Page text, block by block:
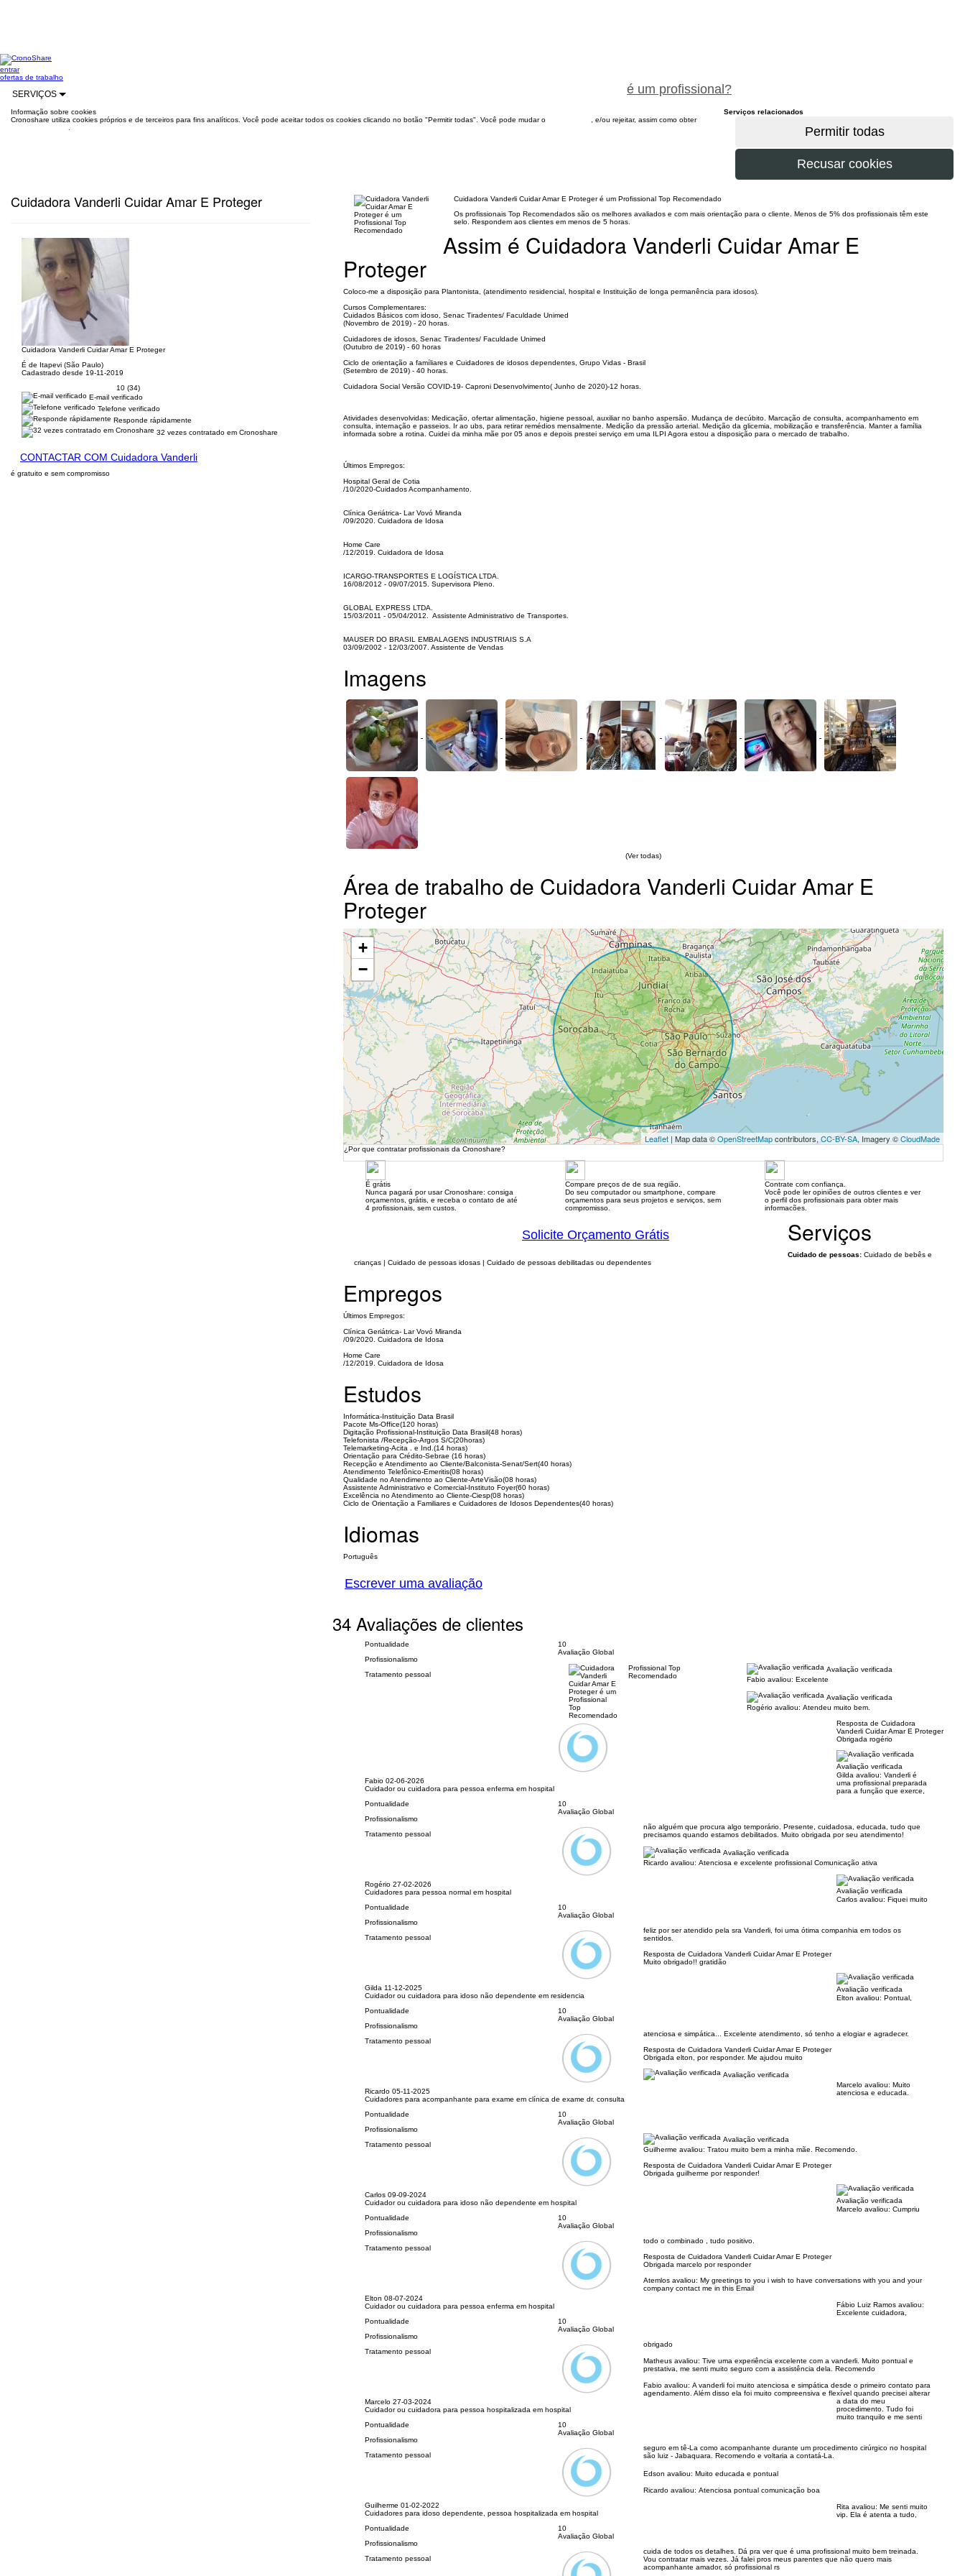
entrar
é um profissional?
ofertas de trabalho
SERVIÇOS
Informação sobre cookies
Cronoshare utiliza cookies próprios e de terceiros para fins analíticos. Você pode aceitar todos os cookies clicando no botão "Permitir todas". Você pode mudar o
, e/ou rejeitar, assim como obter
Cuidadora Vanderli Cuidar Amar E Proteger
Cuidadora Vanderli Cuidar Amar E Proteger
É de Itapevi (São Paulo)
Cadastrado desde 19-11-2019
10 (34)
E-mail verificado
Telefone verificado
Responde rápidamente
32 vezes contratado em Cronoshare
CONTACTAR COM Cuidadora Vanderli
é gratuito e sem compromisso
Cuidadora Vanderli Cuidar Amar E Proteger é um Profissional Top Recomendado
Os profissionais Top Recomendados são os melhores avaliados e com mais orientação para o cliente. Menos de 5% dos profissionais têm este
selo. Respondem aos clientes em menos de 5 horas.
Assim é Cuidadora Vanderli Cuidar Amar E
Proteger
Coloco-me a disposição para Plantonista, (atendimento residencial, hospital e Instituição de longa permanência para idosos).
Cursos Complementares:
Cuidados Básicos com idoso, Senac Tiradentes/ Faculdade Unimed
(Novembro de 2019) - 20 horas.
Cuidadores de idosos, Senac Tiradentes/ Faculdade Unimed
(Outubro de 2019) - 60 horas
Ciclo de orientação a famíliares e Cuidadores de idosos dependentes, Grupo Vidas - Brasil
(Setembro de 2019) - 40 horas.
Cuidadora Social Versão COVID-19- Caproni Desenvolvimento( Junho de 2020)-12 horas.
Atividades desenvolvidas: Medicação, ofertar alimentação, higiene pessoal, auxiliar no banho aspersão. Mudança de decúbito. Marcação de consulta, acompanhamento em
consulta, internação e passeios. Ir ao ubs, para retirar remédios mensalmente. Medição da pressão arterial. Medição da glicemia, mobilização e transferência. Manter a família
informada sobre a rotina. Cuidei da minha mãe por 05 anos e depois prestei serviço em uma ILPI Agora estou a disposição para o mercado de trabalho.
Últimos Empregos:
Hospital Geral de Cotia
/10/2020-Cuidados Acompanhamento.
Clínica Geriátrica- Lar Vovó Miranda
/09/2020. Cuidadora de Idosa
Home Care
/12/2019. Cuidadora de Idosa
ICARGO-TRANSPORTES E LOGÍSTICA LTDA.
16/08/2012 - 09/07/2015. Supervisora Pleno.
GLOBAL EXPRESS LTDA.
15/03/2011 - 05/04/2012. Assistente Administrativo de Transportes.
MAUSER DO BRASIL EMBALAGENS INDUSTRIAIS S.A
03/09/2002 - 12/03/2007. Assistente de Vendas
Imagens
(Ver todas)
Área de trabalho de Cuidadora Vanderli Cuidar Amar E
Proteger
+
−
Leaflet | Map data ©OpenStreetMapcontributors, CC-BY-SA, Imagery ©CloudMade
¿Por que contratar profissionais da Cronoshare?
É grátis
Nunca pagará por usar Cronoshare: consiga
orçamentos, grátis, e receba o contato de até
4 profissionais, sem custos.
Compare preços de de sua região.
Do seu computador ou smartphone, compare
orçamentos para seus projetos e serviços, sem
compromisso.
Contrate com confiança.
Você pode ler opiniões de outros clientes e ver
o perfil dos profissionais para obter mais
informacões.
Solicite Orçamento Grátis Serviços
Cuidado de pessoas: Cuidado de bebês e
crianças | Cuidado de pessoas idosas | Cuidado de pessoas debilitadas ou dependentes
Empregos
Últimos Empregos:
Clínica Geriátrica- Lar Vovó Miranda
/09/2020. Cuidadora de Idosa
Home Care
/12/2019. Cuidadora de Idosa
Estudos
Informática-Instituição Data Brasil
Pacote Ms-Office(120 horas)
Digitação Profissional-Instituição Data Brasil(48 horas)
Telefonista /Recepção-Argos S/C(20horas)
Telemarketing-Acita . e Ind.(14 horas)
Orientação para Crédito-Sebrae (16 horas)
Recepção e Atendimento ao Cliente/Balconista-Senat/Sert(40 horas)
Atendimento Telefônico-Emeritis(08 horas)
Qualidade no Atendimento ao Cliente-ArteVisão(08 horas)
Assistente Administrativo e Comercial-Instituto Foyer(60 horas)
Excelência no Atendimento ao Cliente-Ciesp(08 horas)
Ciclo de Orientação a Familiares e Cuidadores de Idosos Dependentes(40 horas)
Idiomas
Português
Escrever uma avaliação
34 Avaliações de clientes
Pontualidade
Profissionalismo
Tratamento pessoal
10
Avaliação Global
Profissional Top
Recomendado
Avaliação verificada
Fabio 02-06-2026
Cuidador ou cuidadora para pessoa enferma em hospital
Fabio avaliou:Excelente
Pontualidade
Profissionalismo
Tratamento pessoal
10
Avaliação Global
Avaliação verificada
Rogério 27-02-2026
Cuidadores para pessoa normal em hospital
Rogério avaliou:Atendeu muito bem.
Pontualidade
Profissionalismo
Tratamento pessoal
10
Avaliação Global
Resposta de Cuidadora
Vanderli Cuidar Amar E Proteger
Obrigada rogério
Avaliação verificada
Gilda 11-12-2025
Cuidador ou cuidadora para idoso não dependente em residencia
Gilda avaliou: Vanderli é
uma profissional preparada
para a função que exerce,
não alguém que procura algo temporário. Presente, cuidadosa, educada, tudo que
precisamos quando estamos debilitados. Muito obrigada por seu atendimento!
Pontualidade
Profissionalismo
Tratamento pessoal
10
Avaliação Global
Avaliação verificada
Ricardo 05-11-2025
Cuidadores para acompanhante para exame em clínica de exame dr. consulta
Ricardo avaliou: Atenciosa e excelente profissional Comunicação ativa
Pontualidade
Profissionalismo
Tratamento pessoal
10
Avaliação Global
Avaliação verificada
Carlos 09-09-2024
Cuidador ou cuidadora para idoso não dependente em hospital
Carlos avaliou: Fiquei muito
feliz por ser atendido pela sra Vanderli, foi uma ótima companhia em todos os
sentidos.
Pontualidade
Profissionalismo
Tratamento pessoal
10
Avaliação Global
Resposta de Cuidadora Vanderli Cuidar Amar E Proteger
Muito obrigado!! gratidão
Avaliação verificada
Elton 08-07-2024
Cuidador ou cuidadora para pessoa enferma em hospital
Elton avaliou: Pontual,
atenciosa e simpática... Excelente atendimento, só tenho a elogiar e agradecer.
Pontualidade
Profissionalismo
Tratamento pessoal
10
Avaliação Global
Resposta de Cuidadora Vanderli Cuidar Amar E Proteger
Obrigada elton, por responder. Me ajudou muito
Avaliação verificada
Marcelo 27-03-2024
Cuidador ou cuidadora para pessoa hospitalizada em hospital
Marcelo avaliou: Muito
atenciosa e educada.
Pontualidade
Profissionalismo
Tratamento pessoal
10
Avaliação Global
Avaliação verificada
Guilherme 01-02-2022
Cuidadores para idoso dependente, pessoa hospitalizada em hospital
Guilherme avaliou: Tratou muito bem a minha mãe. Recomendo.
Pontualidade
Profissionalismo
Tratamento pessoal
10
Avaliação Global
Resposta de Cuidadora Vanderli Cuidar Amar E Proteger
Obrigada guilherme por responder!
Avaliação verificada
Marcelo avaliou: Cumpriu
todo o combinado , tudo positivo.
Resposta de Cuidadora Vanderli Cuidar Amar E Proteger
Obrigada marcelo por responder
Atemlos avaliou: My greetings to you i wish to have conversations with you and your
company contact me in this Email
Fábio Luiz Ramos avaliou:
Excelente cuidadora,
obrigado
Matheus avaliou: Tive uma experiência excelente com a vanderli. Muito pontual e
prestativa, me senti muito seguro com a assistência dela. Recomendo
Fabio avaliou: A vanderli foi muito atenciosa e simpática desde o primeiro contato para
agendamento. Além disso ela foi muito compreensiva e flexível quando precisei alterar
a data do meu
procedimento. Tudo foi
muito tranquilo e me senti
seguro em tê-La como acompanhante durante um procedimento cirúrgico no hospital
são luiz - Jabaquara. Recomendo e voltaria a contatá-La.
Edson avaliou: Muito educada e pontual
Ricardo avaliou: Atenciosa pontual comunicação boa
Rita avaliou: Me senti muito
vip. Ela é atenta a tudo,
cuida de todos os detalhes. Dá pra ver que é uma profissional muito bem treinada.
Vou contratar mais vezes. Já falei pros meus parentes que não quero mais
acompanhante amador, só profissional rs
Serviços relacionados